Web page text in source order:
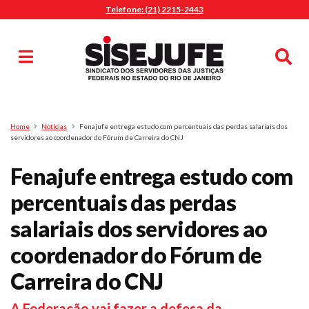
Telefone: (21) 2215-2443
Pesquisa
Home Notícias
Fenajufe entrega estudo com percentuais das perdas salariais dos
servidores ao coordenador do Fórum de Carreira do CNJ
Fenajufe entrega estudo com
percentuais das perdas
salariais dos servidores ao
coordenador do Fórum de
Carreira do CNJ
MENU
Sindicalize-se
Jurídico
O Sindicato
Agenda
Casa do Alto
Sede Campestre
Nossos Convênios
Gympass Wellhub
Seguro Auto